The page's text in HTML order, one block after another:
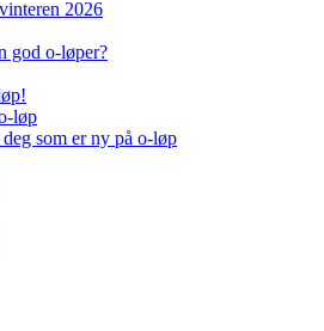
2026
god o-løper?
løp
som er ny på o-løp